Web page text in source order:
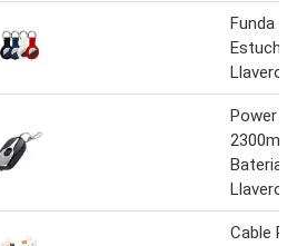
Funda
Estuche
Llavero
Power
Bateria
Llavero
Cable